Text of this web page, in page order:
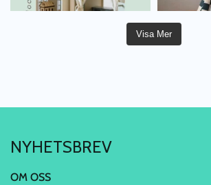
Visa Mer
NYHETSBREV
OM OSS